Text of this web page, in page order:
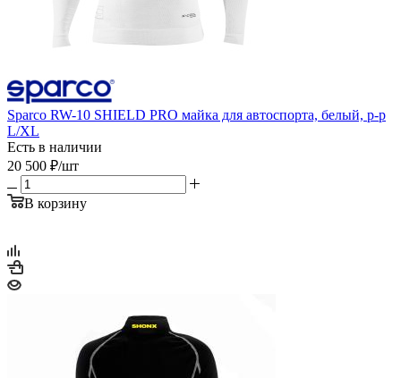
Sparco RW-10 SHIELD PRO майка для автоспорта, белый, р-р
L/XL
Есть в наличии
20 500 ₽/шт
В корзину